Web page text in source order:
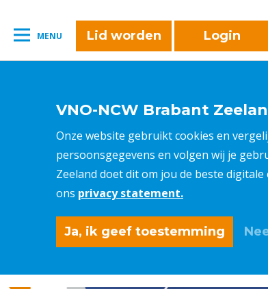
MENU Lid worden Login
VNO-NCW Brabant
Onze website gebruikt cookies en
persoonsgegevens en volgen wij je
Zeeland doet dit om jou de beste
ons privacy statement.
Ja, ik geef toestemming